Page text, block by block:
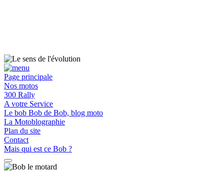
Page principale
Nos motos
300 Rally
A votre Service
Le bob Bob de Bob, blog moto
La Motoblographie
Plan du site
Contact
Mais qui est ce Bob ?